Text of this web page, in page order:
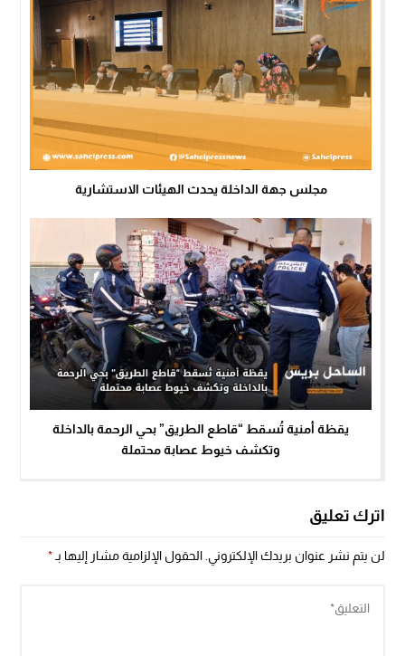
مجلس جهة الداخلة يحدث الهيئات الاستشارية
يقظة أمنية تُسقط “قاطع الطريق” بحي الرحمة بالداخلة
وتكشف خيوط عصابة محتملة
اترك تعليق
لن يتم نشر عنوان بريدك الإلكتروني. الحقول الإلزامية مشار إليها بـ*